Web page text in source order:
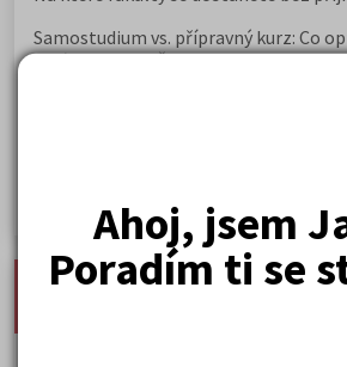
Ahoj, jsem
Poradím ti se
Samostudium vs. přípravný kurz: Co
přijímaček na VŠ?
Jak se dostat na nejžádanější obory
nejnovější seminárky, maturitní